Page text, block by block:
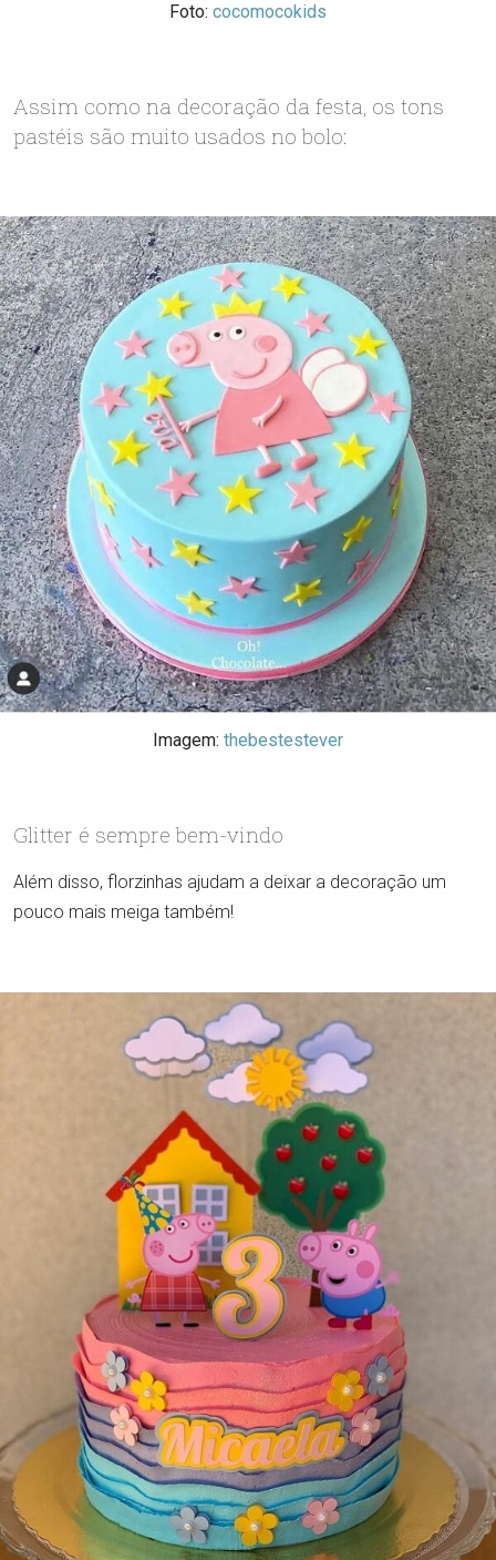
Foto: cocomocokids
Assim como na decoração da festa, os tons
pastéis são muito usados no bolo:
Imagem: thebestestever
Glitter é sempre bem-vindo
Além disso, florzinhas ajudam a deixar a decoração um
pouco mais meiga também!